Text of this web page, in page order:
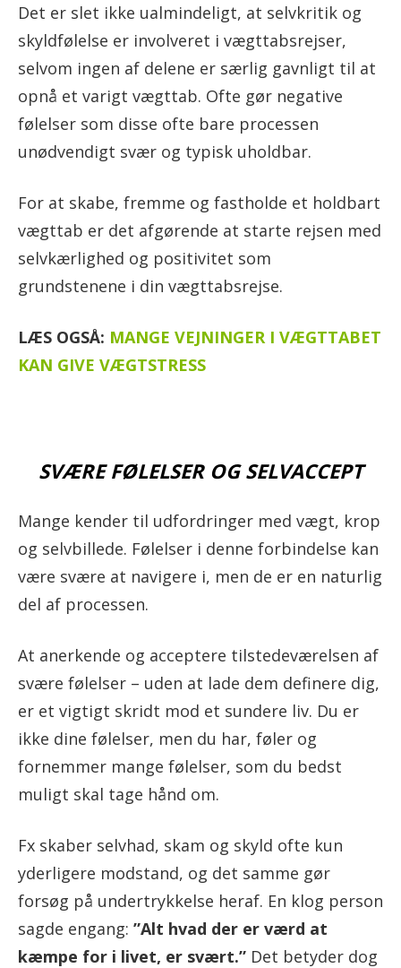
Det er slet ikke ualmindeligt, at selvkritik og
skyldfølelse er involveret i vægttabsrejser,
selvom ingen af delene er særlig gavnligt til at
opnå et varigt vægttab. Ofte gør negative
følelser som disse ofte bare processen
unødvendigt svær og typisk uholdbar.
For at skabe, fremme og fastholde et holdbart
vægttab er det afgørende at starte rejsen med
selvkærlighed og positivitet som
grundstenene i din vægttabsrejse.
LÆS OGSÅ: MANGE VEJNINGER I VÆGTTABET
KAN GIVE VÆGTSTRESS
SVÆRE FØLELSER OG SELVACCEPT
Mange kender til udfordringer med vægt, krop
og selvbillede. Følelser i denne forbindelse kan
være svære at navigere i, men de er en naturlig
del af processen.
At anerkende og acceptere tilstedeværelsen af
svære følelser – uden at lade dem definere dig,
er et vigtigt skridt mod et sundere liv. Du er
ikke dine følelser, men du har, føler og
fornemmer mange følelser, som du bedst
muligt skal tage hånd om.
Fx skaber selvhad, skam og skyld ofte kun
yderligere modstand, og det samme gør
forsøg på undertrykkelse heraf. En klog person
sagde engang: ”Alt hvad der er værd at
kæmpe for i livet, er svært.” Det betyder dog